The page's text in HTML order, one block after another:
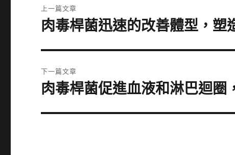
章
上一篇文章
上
篇
文
章:
肉毒桿菌迅速的改善體型，塑
下一篇文章
下
篇
肉毒桿菌促進血液和淋巴迴圈